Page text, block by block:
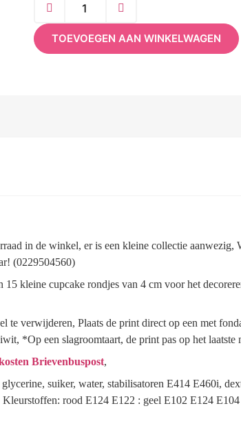
TOEVOEGEN AAN WINKELWAGEN
in de winkel, er is een kleine collectie aanwezig,
(0229504560)
kleine cupcake rondjes van 4 cm voor het
te verwijderen, Plaats de print direct op een met
*Op een slagroomtaart, de print pas op het laatste
Brievenbuspost,
suiker, water, stabilisatoren E414 E460i,
rood E124 E122 : geel E102 E124